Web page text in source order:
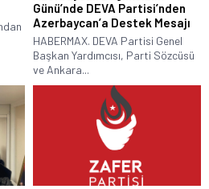
Günü’nde DEVA Partisi’nden
Azerbaycan’a Destek Mesajı
HABERMAX. DEVA Partisi Genel
Başkan Yardımcısı, Parti Sözcüsü
ve Ankara...